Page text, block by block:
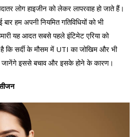
लोग हाइजीन को लेकर लापरवाह हो जाते हैं।
हम अपनी नियमित गतिविधियों को भी
यह आदत सबसे पहले इंटिमेट एरिया को
कि सर्दी के मौसम में UTI का जोखिम और भी
जानेंगे इससे बचाव और इसके होने के कारण।